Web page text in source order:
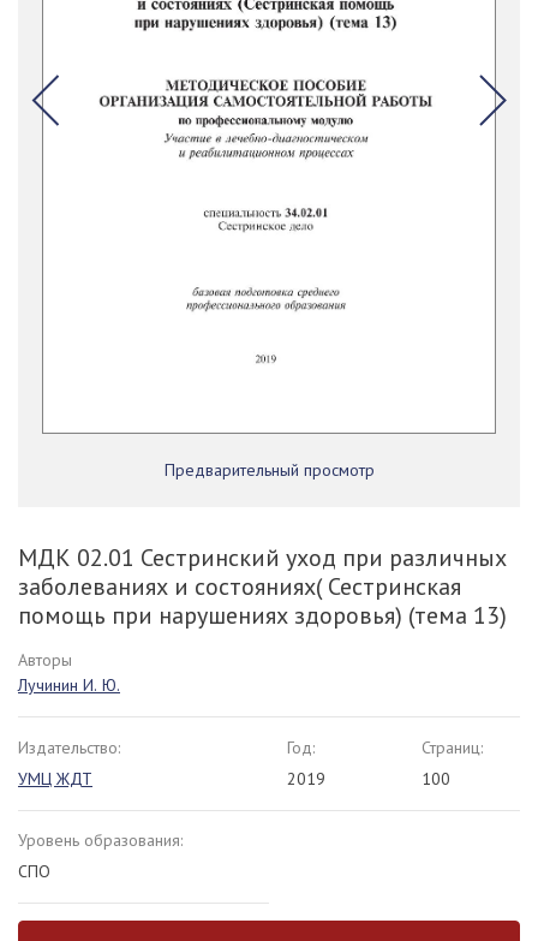
Предварительный просмотр
МДК 02.01 Сестринский уход при различных
заболеваниях и состояниях( Сестринская
помощь при нарушениях здоровья) (тема 13)
Авторы
Лучинин И. Ю.
Издательство:
УМЦ ЖДТ
Год:
2019
Страниц:
100
Уровень образования:
СПО